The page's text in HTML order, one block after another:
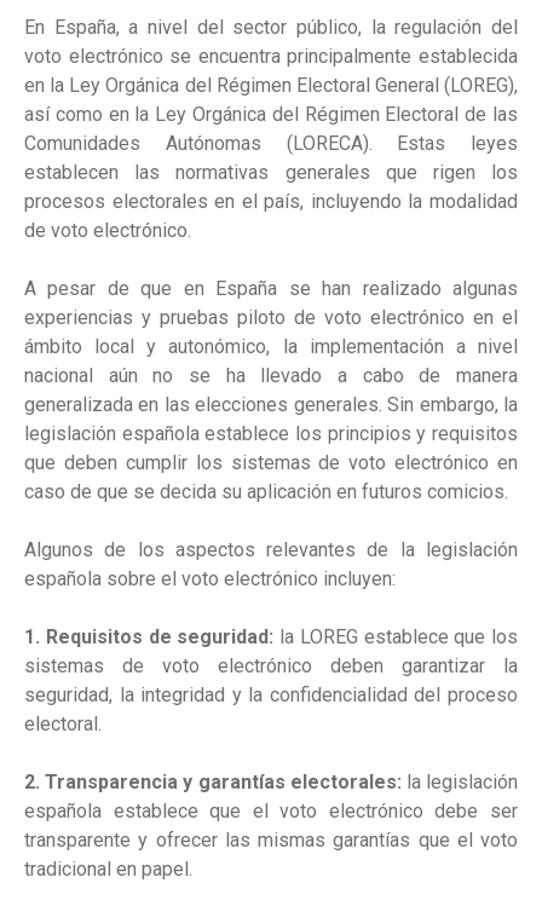
En España, a nivel del sector público, la regulación del
voto electrónico se encuentra principalmente establecida
en la Ley Orgánica del Régimen Electoral General (LOREG),
así como en la Ley Orgánica del Régimen Electoral de las
Comunidades Autónomas (LORECA). Estas leyes
establecen las normativas generales que rigen los
procesos electorales en el país, incluyendo la modalidad
de voto electrónico.
A pesar de que en España se han realizado algunas
experiencias y pruebas piloto de voto electrónico en el
ámbito local y autonómico, la implementación a nivel
nacional aún no se ha llevado a cabo de manera
generalizada en las elecciones generales. Sin embargo, la
legislación española establece los principios y requisitos
que deben cumplir los sistemas de voto electrónico en
caso de que se decida su aplicación en futuros comicios.
Algunos de los aspectos relevantes de la legislación
española sobre el voto electrónico incluyen:
1. Requisitos de seguridad: la LOREG establece que los
sistemas de voto electrónico deben garantizar la
seguridad, la integridad y la confidencialidad del proceso
electoral.
2. Transparencia y garantías electorales: la legislación
española establece que el voto electrónico debe ser
transparente y ofrecer las mismas garantías que el voto
tradicional en papel.